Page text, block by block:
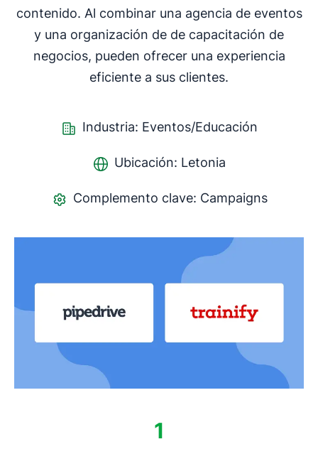
contenido. Al combinar una agencia de eventos
y una organización de de capacitación de
negocios, pueden ofrecer una experiencia
eficiente a sus clientes.
Industria: Eventos/Educación
Ubicación: Letonia
Complemento clave: Campaigns
1